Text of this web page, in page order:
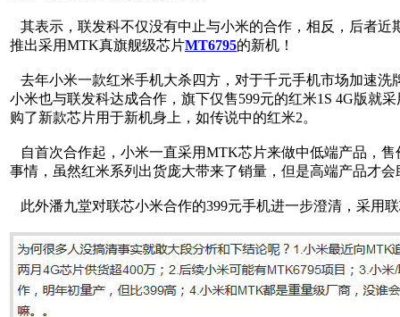
其表示，联发科不仅没有中止与小米的合作，相反，后者
推出采用MTK真旗舰级芯片MT6795的新机！
去年小米一款红米手机大杀四方，对于千元手机市场加速
小米也与联发科达成合作，旗下仅售599元的红米1S 4G版就采
购了新款芯片用于新机身上，如传说中的红米2。
自首次合作起，小米一直采用MTK芯片来做中低端产品，
事情，虽然红米系列出货庞大带来了销量，但是高端产品才会
此外潘九堂对联芯小米合作的399元手机进一步澄清，采用